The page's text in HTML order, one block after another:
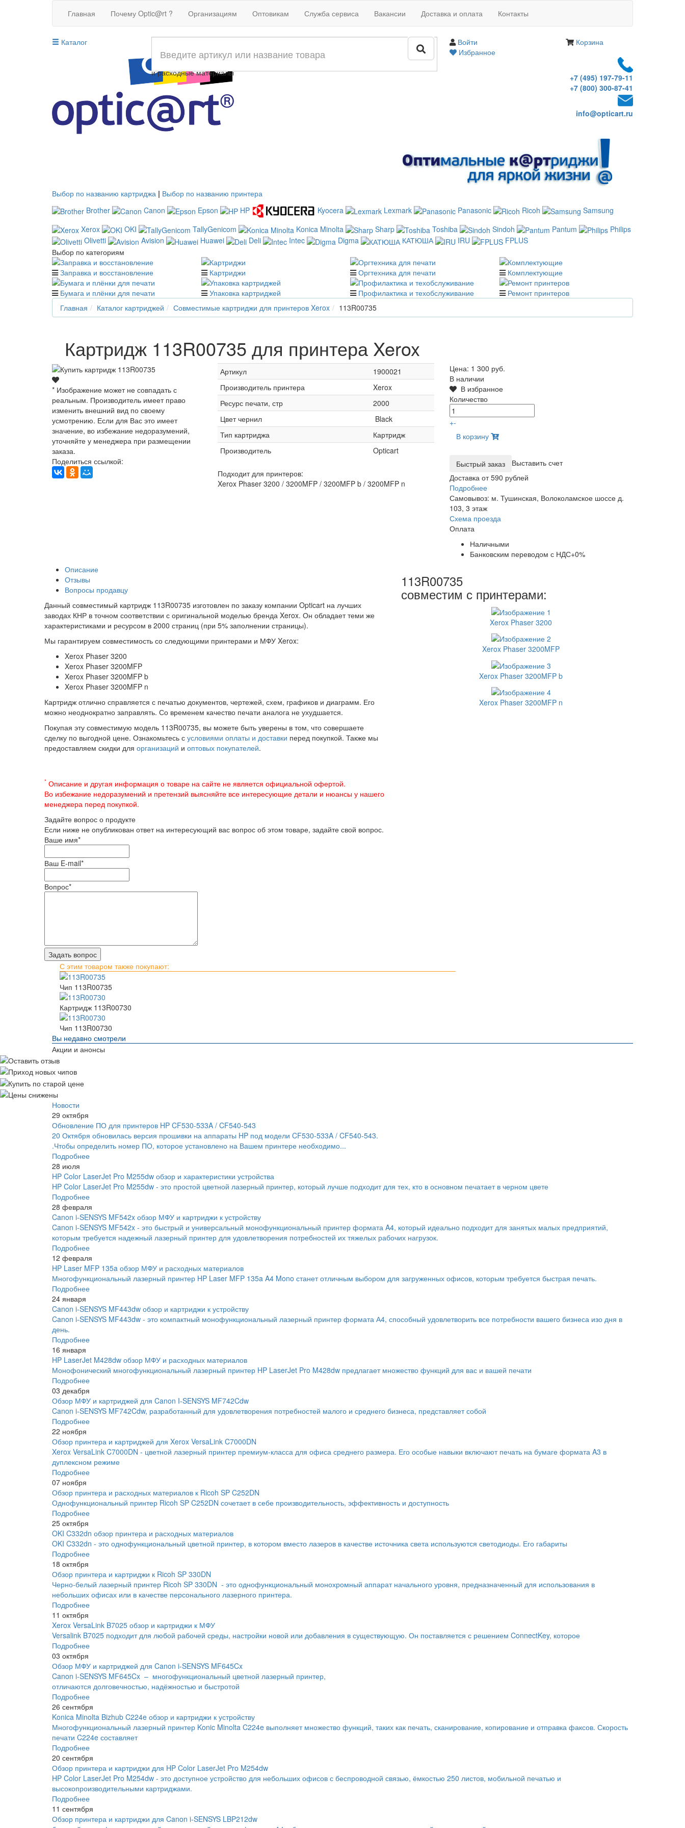
Главная Почему Optic@rt ? Организациям Оптовикам Служба сервиса Вакансии Доставка и оплата Контакты
Каталог
Войти
Избранное
Корзина
Совместимые картриджи
и расходные материалы
+7 (495) 197-79-11
+7 (800) 300-87-41
info@opticart.ru
Выбор по названию картриджа | Выбор по названию принтера
Brother
Canon Epson HP Kyocera Lexmark Panasonic Ricoh
Samsung
Xerox
OKI TallyGenicom Konica Minolta Sharp Toshiba Sindoh Pantum
Philips
Olivetti
Avision Huawei Deli Intec Digma КАТЮША IRU
FPLUS
Выбор по категориям
Заправка и восстановление
Картриджи Оргтехника для печати
Комплектующие
Бумага и плёнки для печати
Упаковка картриджей Профилактика и техобслуживание
Ремонт принтеров
Главная
Каталог картриджей Совместимые картриджи для принтеров Xerox 113R00735
Картридж 113R00735 для принтера Xerox
* Изображение может не совпадать с
реальным. Производитель имеет право
изменить внешний вид по своему
усмотрению. Если для Вас это имеет
значение, во избежание недоразумений,
уточняйте у менеджера при размещении
заказа.
Поделиться ссылкой:
Артикул
1900021
Производитель принтера
Xerox
Ресурс печати, стр
2000
Цвет чернил
Black
Тип картриджа
Картридж
Производитель
Opticart
Подходит для принтеров:
Xerox Phaser 3200 / 3200MFP / 3200MFP b / 3200MFP n
Цена: 1 300 руб.
В наличии
В избранное
Количество
+-
В корзину
Выставить счет
Доставка от 590 рублей
Подробнее
Самовывоз: м. Тушинская, Волоколамское шоссе д.
103, 3 этаж
Схема проезда
Оплата
Наличными
Банковским переводом с НДС+0%
Описание
Отзывы
Вопросы продавцу
Данный совместимый картридж 113R00735 изготовлен по заказу компании Opticart на лучших
заводах КНР в точном соответствии с оригинальной моделью бренда Xerox. Он обладает теми же
характеристиками и ресурсом в 2000 страниц (при 5% заполнении страницы).
Мы гарантируем совместимость со следующими принтерами и МФУ Xerox:
Xerox Phaser 3200
Xerox Phaser 3200MFP
Xerox Phaser 3200MFP b
Xerox Phaser 3200MFP n
Картридж отлично справляется с печатью документов, чертежей, схем, графиков и диаграмм. Его
можно неоднократно заправлять. Со временем качество печати аналога не ухудшается.
Покупая эту совместимую модель 113R00735, вы можете быть уверены в том, что совершаете
сделку по выгодной цене. Ознакомьтесь с условиями оплаты и доставки перед покупкой. Также мы
предоставляем скидки для организаций и оптовых покупателей.
* Описание и другая информация о товаре на сайте не является официальной офертой.
Во избежание недоразумений и претензий выясняйте все интересующие детали и нюансы у нашего
менеджера перед покупкой.
Задайте вопрос о продукте
Если ниже не опубликован ответ на интересующий вас вопрос об этом товаре, задайте свой вопрос.
Ваше имя*
Ваш E-mail*
Вопрос*
113R00735
совместим с принтерами:
Xerox Phaser 3200
Xerox Phaser 3200MFP
Xerox Phaser 3200MFP b
Xerox Phaser 3200MFP n
С этим товаром также покупают:
Чип 113R00735
Картридж 113R00730
Чип 113R00730
Вы недавно смотрели
Акции и анонсы
Новости
29 октября
Обновление ПО для принтеров HP CF530-533A / CF540-543
20 Октября обновилась версия прошивки на аппараты HP под модели CF530-533A / CF540-543.
.Чтобы определить номер ПО, которое установлено на Вашем принтере необходимо...
Подробнее
28 июля
HP Color LaserJet Pro M255dw обзор и характеристики устройства
HP Color LaserJet Pro M255dw - это простой цветной лазерный принтер, который лучше подходит для тех, кто в основном печатает в черном цвете
Подробнее
28 февраля
Canon i-SENSYS MF542x обзор МФУ и картриджи к устройству
Canon i-SENSYS MF542x - это быстрый и универсальный монофункциональный принтер формата A4, который идеально подходит для занятых малых предприятий,
которым требуется надежный лазерный принтер для удовлетворения потребностей их тяжелых рабочих нагрузок.
Подробнее
12 февраля
HP Laser MFP 135a обзор МФУ и расходных материалов
Многофункциональный лазерный принтер HP Laser MFP 135a A4 Mono станет отличным выбором для загруженных офисов, которым требуется быстрая печать.
Подробнее
24 января
Canon i-SENSYS MF443dw обзор и картриджи к устройству
Canon i-SENSYS MF443dw - это компактный монофункциональный лазерный принтер формата А4, способный удовлетворить все потребности вашего бизнеса изо дня в
день.
Подробнее
16 января
HP LaserJet M428dw обзор МФУ и расходных материалов
Монофонический многофункциональный лазерный принтер HP LaserJet Pro M428dw предлагает множество функций для вас и вашей печати
Подробнее
03 декабря
Обзор МФУ и картриджей для Canon I-SENSYS MF742Cdw
Canon i-SENSYS MF742Cdw, разработанный для удовлетворения потребностей малого и среднего бизнеса, представляет собой
Подробнее
22 ноября
Обзор принтера и картриджей для Xerox VersaLink C7000DN
Xerox VersaLink C7000DN - цветной лазерный принтер премиум-класса для офиса среднего размера. Его особые навыки включают печать на бумаге формата A3 в
дуплексном режиме
Подробнее
07 ноября
Обзор принтера и расходных материалов к Ricoh SP C252DN
Однофункциональный принтер Ricoh SP C252DN сочетает в себе производительность, эффективность и доступность
Подробнее
25 октября
OKI C332dn обзор принтера и расходных материалов
OKI C332dn - это однофункциональный цветной принтер, в котором вместо лазеров в качестве источника света используются светодиоды. Его габариты
Подробнее
18 октября
Обзор принтера и картриджи к Ricoh SP 330DN
Черно-белый лазерный принтер Ricoh SP 330DN - это однофункциональный монохромный аппарат начального уровня, предназначенный для использования в
небольших офисах или в качестве персонального лазерного принтера.
Подробнее
11 октября
Xerox VersaLink B7025 обзор и картриджи к МФУ
Versalink B7025 подходит для любой рабочей среды, настройки новой или добавления в существующую. Он поставляется с решением ConnectKey, которое
Подробнее
03 октября
Обзор МФУ и картриджей для Canon i-SENSYS MF645Cx
Canon i-SENSYS MF645Cx – многофункциональный цветной лазерный принтер,
отличаются долговечностью, надёжностью и быстротой
Подробнее
26 сентября
Konica Minolta Bizhub C224e обзор и картриджи к устройству
Многофункциональный лазерный принтер Konic Minolta C224e выполняет множество функций, таких как печать, сканирование, копирование и отправка факсов. Скорость
печати C224e составляет
Подробнее
20 сентября
Обзор принтера и картриджи для HP Color LaserJet Pro M254dw
HP Color LaserJet Pro M254dw - это доступное устройство для небольших офисов с беспроводной связью, ёмкостью 250 листов, мобильной печатью и
высокопроизводительными картриджами.
Подробнее
11 сентября
Обзор принтера и картриджи для Canon i-SENSYS LBP212dw